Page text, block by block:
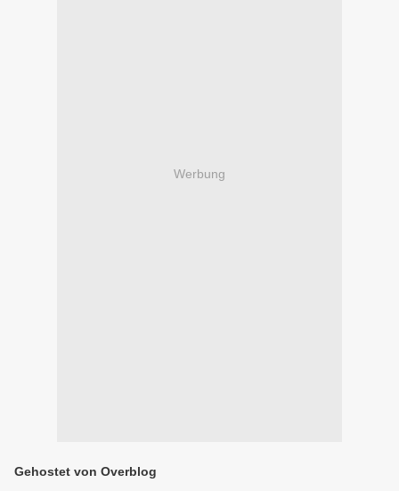
Werbung
Gehostet von Overblog